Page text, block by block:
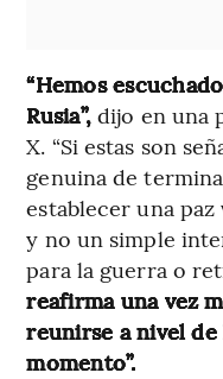
“Hemos
Rusia”, dijo en una
X. “Si estas son
genuina de
establecer una
y no un simple
para la guerra o
reafirma una vez
reunirse a nivel
momento”.